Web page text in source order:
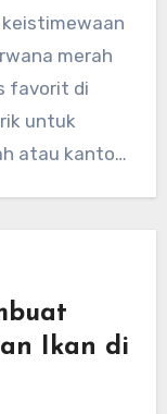
merah
terhadap
aquarium.
merah
favorit di
untuk
atau kantor,
arwana
tepat untuk
Ikan di